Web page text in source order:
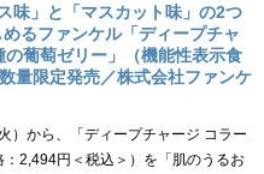
味」と「マスカット味」の2つ
るファンケル「ディープチャ
葡萄ゼリー」（機能性表示食
量限定発売／株式会社ファンケ
）から、「ディープチャージ コラー
2,494円＜税込＞）を「肌のうるお